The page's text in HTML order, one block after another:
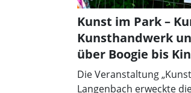
Kunst im Park –
Kunsthandwerk
über Boogie bis
Die Veranstaltung
Langenbach erweckte